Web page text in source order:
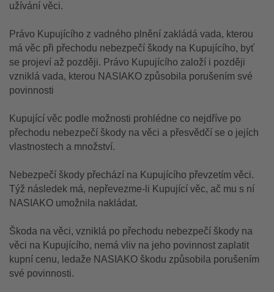
užívání věci.
Právo Kupujícího z vadného plnění zakládá vada, kterou
má věc při přechodu nebezpečí škody na Kupujícího, byť
se projeví až později. Právo Kupujícího založí i později
vzniklá vada, kterou NASIAKO způsobila porušením své
povinnosti
Kupující věc podle možnosti prohlédne co nejdříve po
přechodu nebezpečí škody na věci a přesvědčí se o jejích
vlastnostech a množství.
Nebezpečí škody přechází na Kupujícího převzetím věci.
Týž následek má, nepřevezme-li Kupující věc, ač mu s ní
NASIAKO umožnila nakládat.
Škoda na věci, vzniklá po přechodu nebezpečí škody na
věci na Kupujícího, nemá vliv na jeho povinnost zaplatit
kupní cenu, ledaže NASIAKO škodu způsobila porušením
své povinnosti.